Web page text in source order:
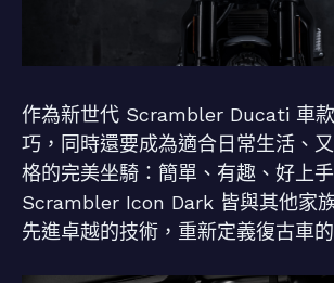
作為新世代 Scrambler Ducati 車
巧，同時還要成為適合日常生活、
格的完美坐騎：簡單、有趣、好上
Scrambler Icon Dark 皆與其他家
先進卓越的技術，重新定義復古車的